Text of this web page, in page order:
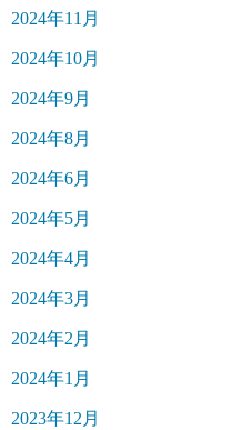
2024年11月
2024年10月
2024年9月
2024年8月
2024年6月
2024年5月
2024年4月
2024年3月
2024年2月
2024年1月
2023年12月